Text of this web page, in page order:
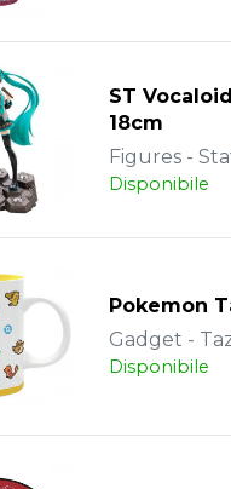
ST
18cm
Figures -
Disponibile
Pokemon
Gadget -
Disponibile